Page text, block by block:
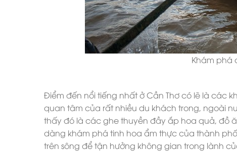
Khám phá
Điểm đến nổi tiếng nhất ở Cần Thơ có lẽ là các
quan tâm của rất nhiều du khách trong, ngoài
thấy đó là các ghe thuyền đầy ắp hoa quả, đồ
dàng khám phá tinh hoa ẩm thực của thành
trên sông để tận hưởng không gian trong lành